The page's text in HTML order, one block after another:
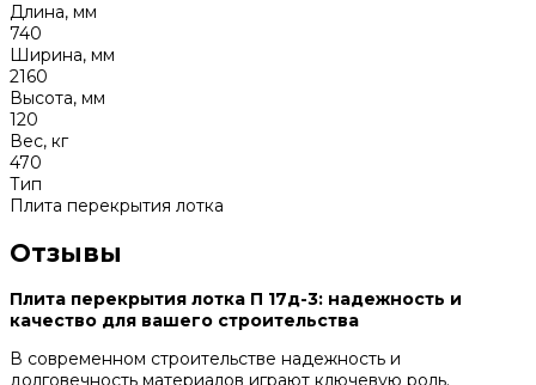
Длина, мм
740
Ширина, мм
2160
Высота, мм
120
Вес, кг
470
Тип
Плита перекрытия лотка
Отзывы
Плита перекрытия лотка П 17д-3: надежность и
качество для вашего строительства
В современном строительстве надежность и
долговечность материалов играют ключевую роль.